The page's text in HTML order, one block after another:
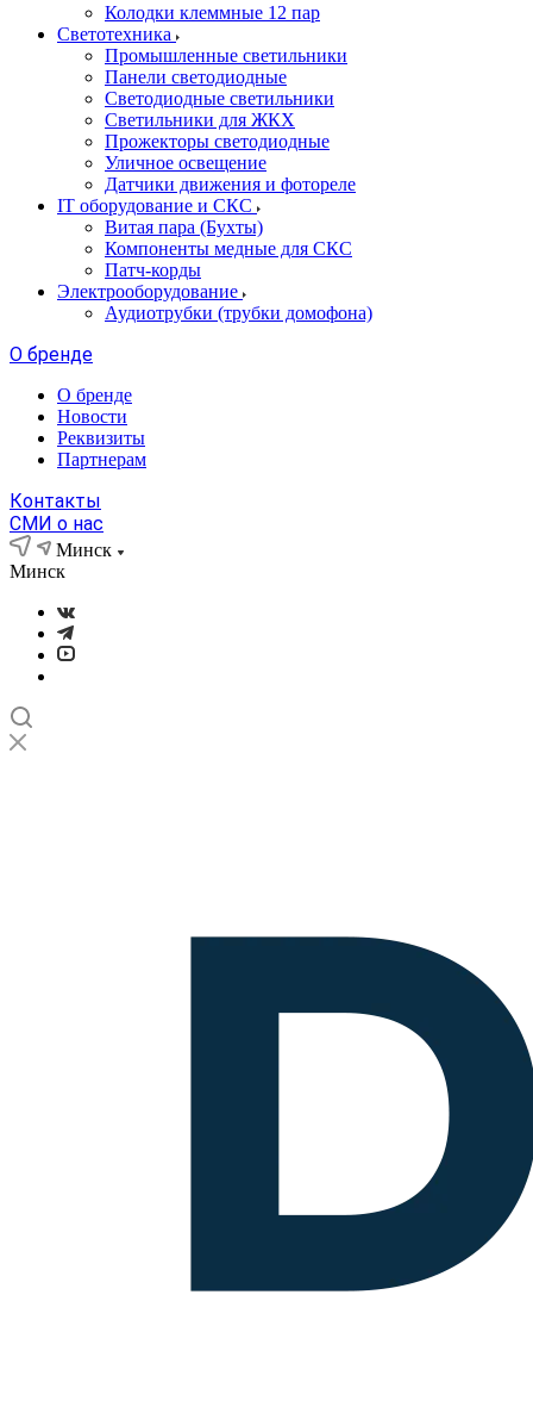
Колодки клеммные 12 пар
Светотехника
Промышленные светильники
Панели светодиодные
Светодиодные светильники
Светильники для ЖКХ
Прожекторы светодиодные
Уличное освещение
Датчики движения и фотореле
IT оборудование и СКС
Витая пара (Бухты)
Компоненты медные для СКС
Патч-корды
Электрооборудование
Аудиотрубки (трубки домофона)
О бренде
О бренде
Новости
Реквизиты
Партнерам
Контакты
СМИ о нас
Минск
Минск